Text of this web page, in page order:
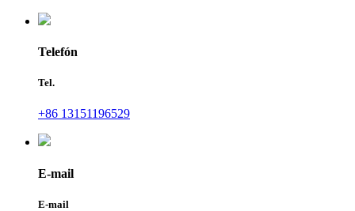
Telefón
Tel.
+86 13151196529
E-mail
E-mail